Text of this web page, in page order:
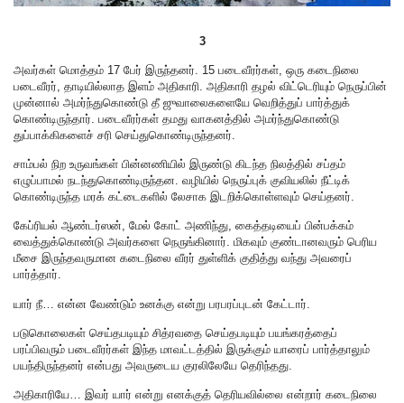
3
அவர்கள் மொத்தம் 17 பேர் இருந்தனர். 15 படைவீரர்கள், ஒரு கடைநிலை
படைவீரர், தாடியில்லாத இளம் அதிகாரி. அதிகாரி தழல் விட்டெரியும் நெருப்பின்
முன்னால் அமர்ந்துகொண்டு தீ ஜுவாலைகளையே வெறித்துப் பார்த்துக்
கொண்டிருந்தார். படைவீரர்கள் தமது வாகனத்தில் அமர்ந்துகொண்டு
துப்பாக்கிகளைச் சரி செய்துகொண்டிருந்தனர்.
சாம்பல் நிற உருவங்கள் பின்னணியில் இருண்டு கிடந்த நிலத்தில் சப்தம்
எழுப்பாமல் நடந்துகொண்டிருந்தன. வழியில் நெருப்புக் குவியலில் நீட்டிக்
கொண்டிருந்த மரக் கட்டைகளில் லேசாக இடறிக்கொள்ளவும் செய்தனர்.
கேப்ரியல் ஆண்டர்ஸன், மேல் கோட் அணிந்து, கைத்தடியைப் பின்பக்கம்
வைத்துக்கொண்டு அவர்களை நெருங்கினார். மிகவும் குண்டானவரும் பெரிய
மீசை இருந்தவருமான கடைநிலை வீரர் துள்ளிக் குதித்து வந்து அவரைப்
பார்த்தார்.
யார் நீ… என்ன வேண்டும் உனக்கு என்று பரபரப்புடன் கேட்டார்.
படுகொலைகள் செய்தபடியும் சித்ரவதை செய்தபடியும் பயங்கரத்தைப்
பரப்பிவரும் படைவீரர்கள் இந்த மாவட்டத்தில் இருக்கும் யாரைப் பார்த்தாலும்
பயந்திருந்தனர் என்பது அவருடைய குரலிலேயே தெரிந்தது.
அதிகாரியே… இவர் யார் என்று எனக்குத் தெரியவில்லை என்றார் கடைநிலை